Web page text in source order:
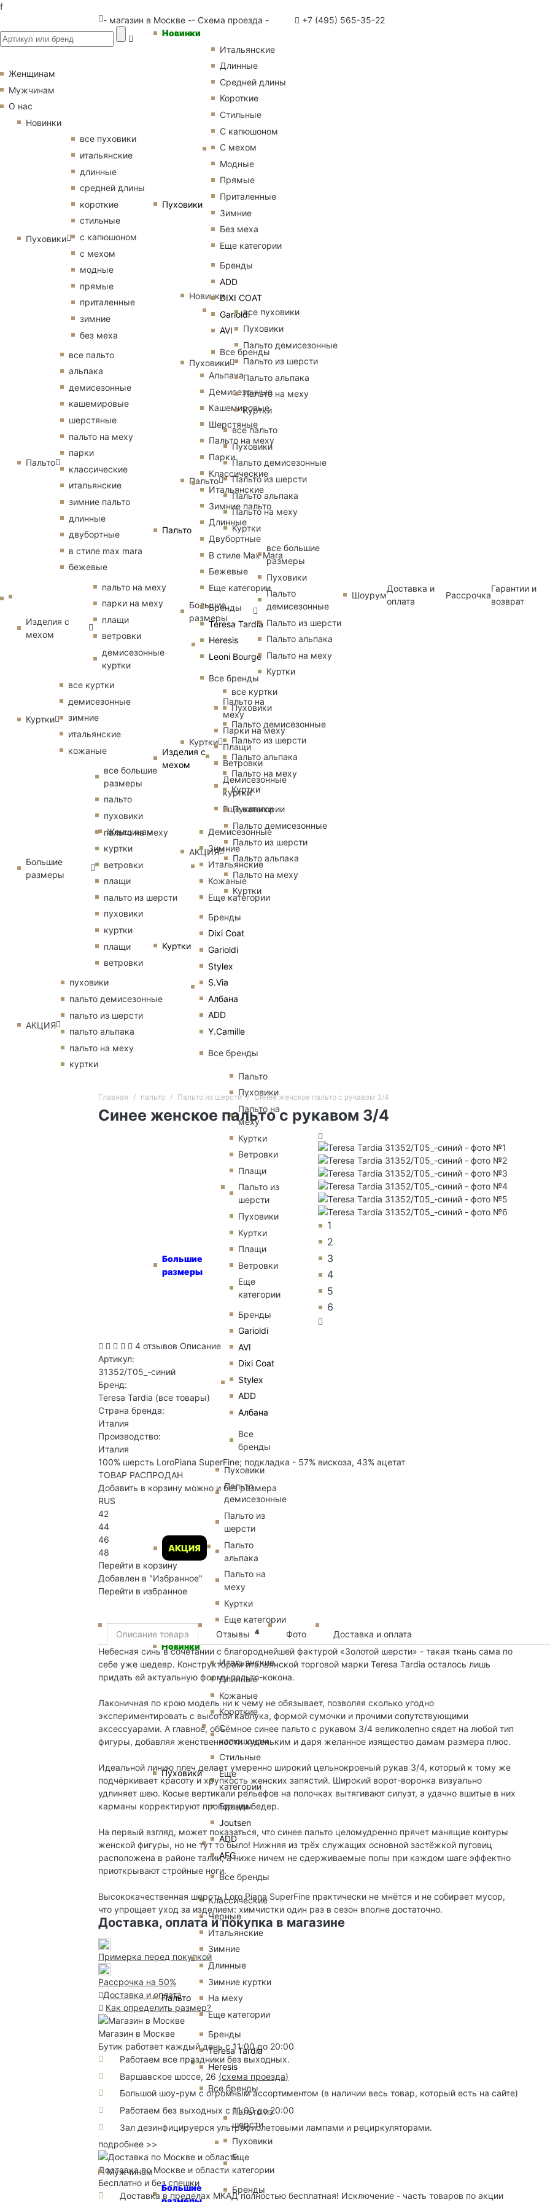
f
- магазин в Москве -- Схема проезда - +7 (495) 565-35-22
Женщинам
Новинки
Пуховики
Итальянские
Длинные
Средней длины
Короткие
Стильные
С капюшоном
С мехом
Модные
Прямые
Приталенные
Зимние
Без меха
Еще категории
Бренды
ADD
DIXI COAT
Garioldi
AVI
Все бренды
Пальто
Альпака
Демисезонные
Кашемировые
Шерстяные
Пальто на меху
Парки
Классические
Итальянские
Зимние пальто
Длинные
Двубортные
В стиле Max Mara
Бежевые
Еще категории
Бренды
Teresa Tardia
Heresis
Leoni Bourge
Все бренды
Изделия с
мехом
Пальто на
меху
Парки на меху
Плащи
Ветровки
Демисезонные
куртки
Еще категории
Куртки
Демисезонные
Зимние
Итальянские
Кожаные
Еще категории
Бренды
Dixi Coat
Garioldi
Stylex
S.Via
Албана
ADD
Y.Camille
Все бренды
Большие
размеры
Пальто
Пуховики
Пальто на
меху
Куртки
Ветровки
Плащи
Пальто из
шерсти
Пуховики
Куртки
Плащи
Ветровки
Еще
категории
Бренды
Garioldi
AVI
Dixi Coat
Stylex
ADD
Албана
Все
бренды
АКЦИЯ
Пуховики
Пальто
демисезонные
Пальто из
шерсти
Пальто
альпака
Пальто на
меху
Куртки
Еще категории
Мужчинам
Новинки
Пуховики
Итальянские
Длинные
Кожаные
Короткие
С
капюшоном
Стильные
Еще
категории
Бренды
Joutsen
ADD
AFG
Все бренды
Пальто
Классические
Черные
Итальянские
Зимние
Длинные
Зимние куртки
На меху
Еще категории
Бренды
Teresa Tardia
Heresis
Все бренды
Большие
Пальто из
шерсти
Пуховики
Еще
категории
Бренды
Женщинам
Мужчинам
О нас
Новинки
Пуховики
все пуховики
итальянские
длинные
средней длины
короткие
стильные
с капюшоном
с мехом
модные
прямые
приталенные
зимние
без меха
Пальто
все пальто
альпака
демисезонные
кашемировые
шерстяные
пальто на меху
парки
классические
итальянские
зимние пальто
длинные
двубортные
в стиле max mara
бежевые
Изделия с
мехом
пальто на меху
парки на меху
плащи
ветровки
демисезонные
куртки
Куртки
все куртки
демисезонные
зимние
итальянские
кожаные
Большие
размеры
все большие
размеры
пальто
пуховики
пальто на меху
куртки
ветровки
плащи
пальто из шерсти
пуховики
куртки
плащи
ветровки
АКЦИЯ
пуховики
пальто демисезонные
пальто из шерсти
пальто альпака
пальто на меху
куртки
Новинки
Пуховики
все пуховики
Пуховики
Пальто демисезонные
Пальто из шерсти
Пальто альпака
Пальто на меху
Куртки
Пальто
все пальто
Пуховики
Пальто демисезонные
Пальто из шерсти
Пальто альпака
Пальто на меху
Куртки
Большие
размеры
все большие
размеры
Пуховики
Пальто
демисезонные
Пальто из шерсти
Пальто альпака
Пальто на меху
Куртки
Куртки
все куртки
Пуховики
Пальто демисезонные
Пальто из шерсти
Пальто альпака
Пальто на меху
Куртки
АКЦИЯ
Пуховики
Пальто демисезонные
Пальто из шерсти
Пальто альпака
Пальто на меху
Куртки
Шоурум
Доставка и
оплата
Рассрочка
Гарантии и
возврат
Главная пальто Пальто из шерсти Синее женское пальто с рукавом 3/4
Синее женское пальто с рукавом 3/4
1
2
3
4
5
6
4 отзывов Описание
Артикул:
31352/T05_-синий
Бренд:
Teresa Tardia (все товары)
Страна бренда:
Италия
Производство:
Италия
100% шерсть LoroPiana SuperFine; подкладка - 57% вискоза, 43% ацетат
ТОВАР РАСПРОДАН
Добавить в корзину можно и без размера
RUS
42
44
46
48
Перейти в корзину
Добавлен в "Избранное"
Перейти в избранное
Описание товара Отзывы 4 Фото
Доставка и оплата
Небесная синь в сочетании с благороднейшей фактурой «Золотой шерсти» - такая ткань сама по
себе уже шедевр. Конструкторам итальянской торговой марки Teresa Tardia осталось лишь
придать ей актуальную форму пальто-кокона.
Лаконичная по крою модель ни к чему не обязывает, позволяя сколько угодно
экспериментировать с высотой каблука, формой сумочки и прочими сопутствующими
аксессуарами. А главное, объёмное синее пальто с рукавом 3/4 великолепно сядет на любой тип
фигуры, добавляя женственности худеньким и даря желанное изящество дамам размера плюс.
Идеальной линию плеч делает умеренно широкий цельнокроеный рукав 3/4, который к тому же
подчёркивает красоту и хрупкость женских запястий. Широкий ворот-воронка визуально
удлиняет шею. Косые вертикали рельефов на полочках вытягивают силуэт, а удачно вшитые в них
карманы корректируют пропорции бедер.
На первый взгляд, может показаться, что синее пальто целомудренно прячет манящие контуры
женской фигуры, но не тут то было! Нижняя из трёх служащих основной застёжкой пуговиц
расположена в районе талии, а ниже ничем не сдерживаемые полы при каждом шаге эффектно
приоткрывают стройные ноги.
Высококачественная шерсть Loro Piana SuperFine практически не мнётся и не собирает мусор,
что упрощает уход за изделием: химчистки один раз в сезон вполне достаточно.
Доставка, оплата и покупка в магазине
Примерка перед покупкой
Рассрочка на 50%
Доставка и оплата
Как определить размер?
Магазин в Москве
Бутик работает каждый день с 11:00 до 20:00
Работаем все праздники без выходных.
Варшавское шоссе, 26 (схема проезда)
Большой шоу-рум с огромным ассортиментом (в наличии весь товар, который есть на сайте)
Работаем без выходных с 11:00 до 20:00
Зал дезинфицируерся ультрафиолетовыми лампами и рециркуляторами.
подробнее >>
Доставка по Москве и области
Бесплатно и без спешки
Доставка в пределах МКАД полностью бесплатная! Исключение - часть товаров по акции